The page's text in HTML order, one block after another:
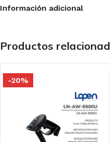
Información adicional
Productos
-20%